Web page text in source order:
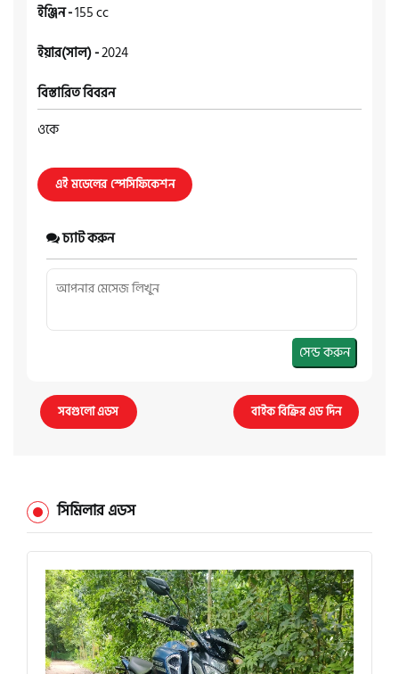
ইঞ্জিন -155 cc
ইয়ার(সাল) -2024
বিস্তারিত বিবরন
ওকে
এই মডেলের স্পেসিফিকেশন
চ্যাট করুন
সেন্ড করুন
সবগুলো এডস বাইক বিক্রির এড দিন
সিমিলার এডস